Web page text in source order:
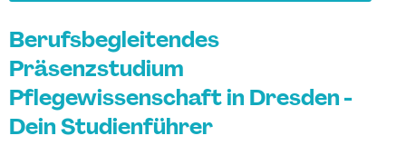
Berufsbegleitendes
Präsenzstudium
Pflegewissenschaft in Dresden -
Dein Studienführer